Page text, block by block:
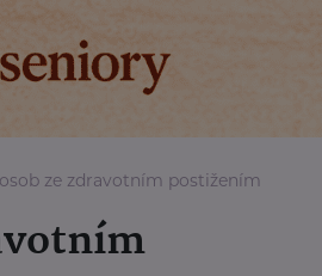
ze zdravotním postižením